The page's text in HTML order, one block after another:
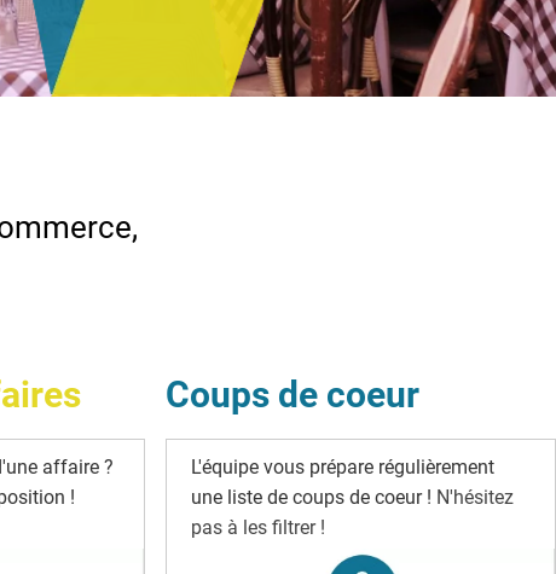
affaire ?
!
Coups de coeur
L'équipe vous prépare régulièrement
une liste de coups de coeur ! N'hésitez
pas à les filtrer !